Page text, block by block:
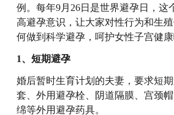
例。每年9月26日是世界避孕日，这
高避孕意识，让大家对性行为和生
何做到科学避孕，呵护女性子宫健
1、短期避孕
婚后暂时生育计划的夫妻，要求短
套、外用避孕栓、阴道隔膜、宫颈
绵等外用避孕药具。